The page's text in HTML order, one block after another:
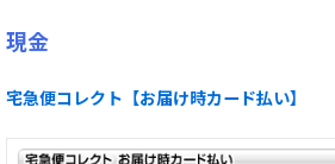
現金
宅急便コレクト【お届け時カード払い】